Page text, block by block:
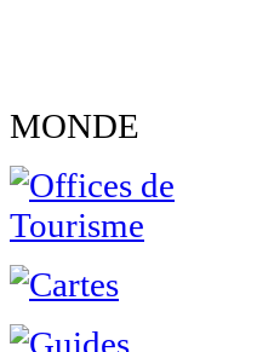
MONDE